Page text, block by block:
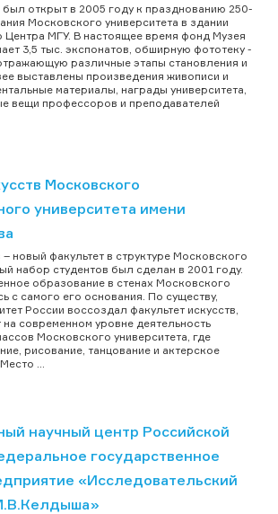
открыт в 2005 году к празднованию 250-
Московского университета в здании
Центра МГУ. В настоящее время фонд Музея
3,5 тыс. экспонатов, обширную фототеку -
различные этапы становления и
выставлены произведения живописи и
материалы, награды университета,
вещи профессоров и преподавателей
Московского
университета имени
– новый факультет в структуре Московского
набор студентов был сделан в 2001 году.
образование в стенах Московского
с самого его основания. По существу,
России воссоздал факультет искусств,
современном уровне деятельность
Московского университета, где
рисование, танцование и актерское
...
научный центр Российской
государственное
«Исследовательский